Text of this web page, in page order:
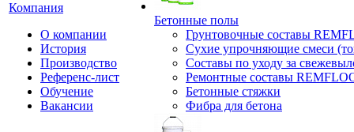
Компания
О компании
История
Производство
Референс-лист
Обучение
Вакансии
Бетонные полы
Грунтовочные составы
Сухие упрочняющие смеси
Составы по уходу за
Ремонтные составы
Бетонные стяжки
Фибра для бетона